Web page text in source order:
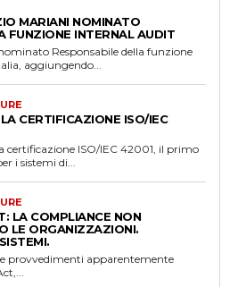
MARIANI NOMINATO
FUNZIONE INTERNAL AUDIT
Responsabile della funzione
aggiungendo...
CERTIFICAZIONE ISO/IEC
certificazione ISO/IEC 42001, il primo
i sistemi di...
LA COMPLIANCE NON
LE ORGANIZZAZIONI.
provvedimenti apparentemente